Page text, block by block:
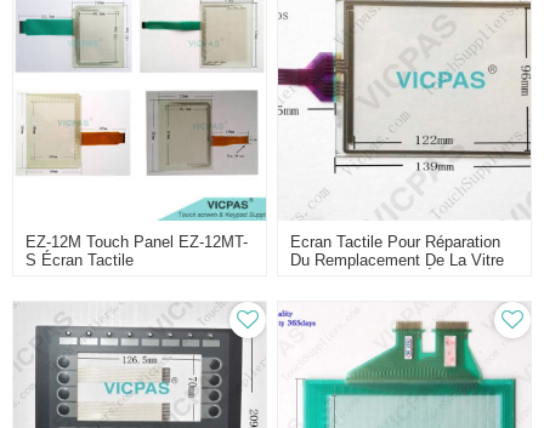
EZ-12M Touch Panel EZ-12MT-
S Écran Tactile
Ecran Tactile Pour Réparation
Du Remplacement De La Vitre
E615